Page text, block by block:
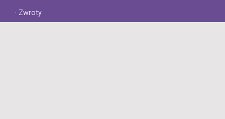
· Zwroty